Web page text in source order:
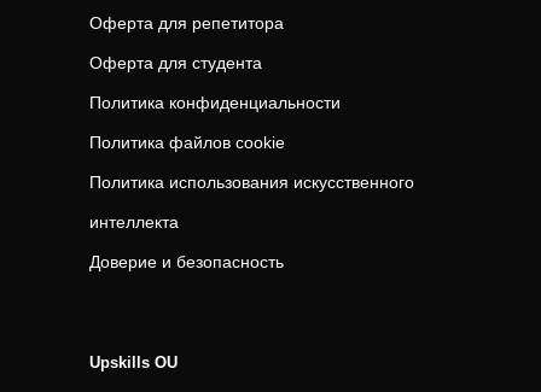
Оферта для репетитора
Оферта для студента
Политика конфиденциальности
Политика файлов cookie
Политика использования искусственного
интеллекта
Доверие и безопасность
Upskills OU